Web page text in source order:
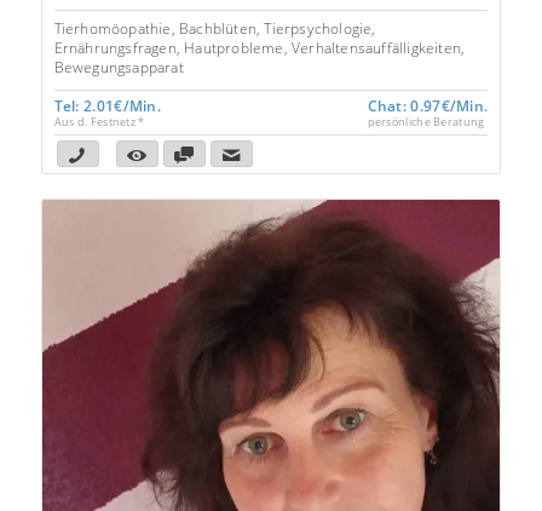
Tierhomöopathie, Bachblüten, Tierpsychologie,
Ernährungsfragen, Hautprobleme, Verhaltensauffälligkeiten,
Bewegungsapparat
Tel: 2.01€/Min.
Aus d. Festnetz *
Chat: 0.97€/Min.
persönliche Beratung